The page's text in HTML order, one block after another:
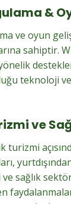
&
ve oyun
sahiptir.
teknoloji
ve
turizmi
sağlık